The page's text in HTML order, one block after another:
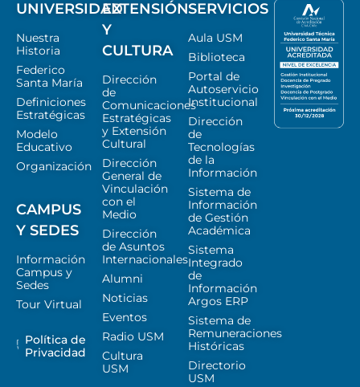
UNIVERSIDAD
Nuestra
Historia
Federico
Santa María
Definiciones
Estratégicas
Modelo
Educativo
Organización
CAMPUS
Y SEDES
Información
Campus y
Sedes
Tour Virtual
Política de
Privacidad
EXTENSIÓN
Y
CULTURA
Dirección
de
Comunicaciones
Estratégicas
y Extensión
Cultural
Dirección
General de
Vinculación
con el
Medio
Dirección
de Asuntos
Internacionales
Alumni
Noticias
Eventos
Radio USM
Cultura
USM
SERVICIOS
Aula USM
Biblioteca
Portal de
Autoservicio
Institucional
Dirección
de
Tecnologías
de la
Información
Sistema de
Información
de Gestión
Académica
Sistema
Integrado
de
Información
Argos ERP
Sistema de
Remuneraciones
Históricas
Directorio
USM